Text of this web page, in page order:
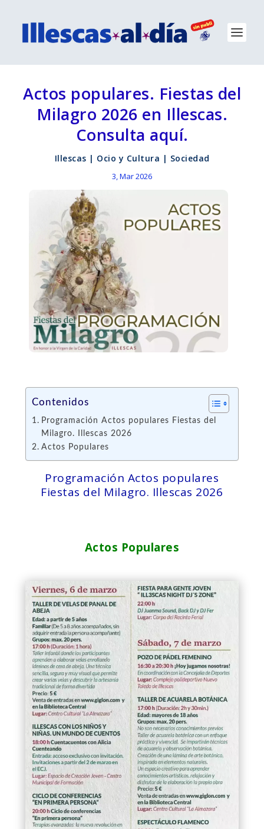
Actos populares. Fiestas del
Milagro 2026 en Illescas.
Consulta aquí.
Illescas | Ocio y Cultura | Sociedad
3, Mar 2026
Contenidos
Programación Actos populares Fiestas del
Milagro. Illescas 2026
Actos Populares
Programación Actos populares
Fiestas del Milagro. Illescas 2026
Actos Populares